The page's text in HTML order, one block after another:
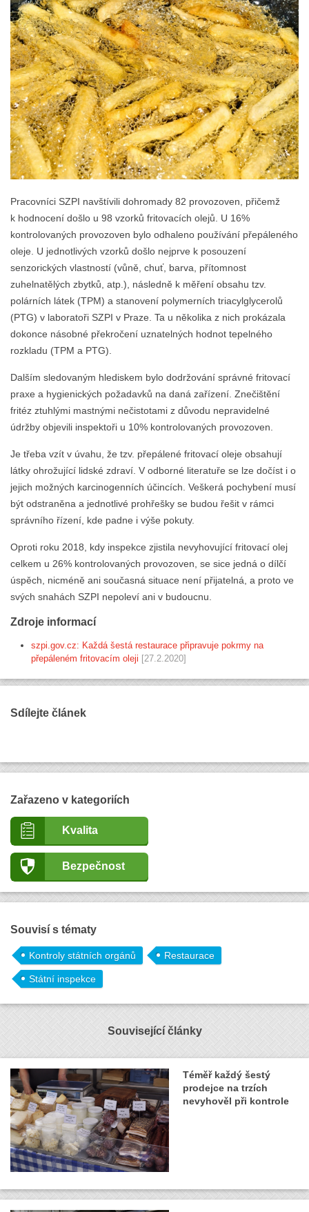
Pracovníci SZPI navštívili dohromady 82 provozoven, přičemž
k hodnocení došlo u 98 vzorků fritovacích olejů. U 16%
kontrolovaných provozoven bylo odhaleno používání přepáleného
oleje. U jednotlivých vzorků došlo nejprve k posouzení
senzorických vlastností (vůně, chuť, barva, přítomnost
zuhelnatělých zbytků, atp.), následně k měření obsahu tzv.
polárních látek (TPM) a stanovení polymerních triacylglycerolů
(PTG) v laboratoři SZPI v Praze. Ta u několika z nich prokázala
dokonce násobné překročení uznatelných hodnot tepelného
rozkladu (TPM a PTG).
Dalším sledovaným hlediskem bylo dodržování správné fritovací
praxe a hygienických požadavků na daná zařízení. Znečištění
fritéz ztuhlými mastnými nečistotami z důvodu nepravidelné
údržby objevili inspektoři u 10% kontrolovaných provozoven.
Je třeba vzít v úvahu, že tzv. přepálené fritovací oleje obsahují
látky ohrožující lidské zdraví. V odborné literatuře se lze dočíst i o
jejich možných karcinogenních účincích. Veškerá pochybení musí
být odstraněna a jednotlivé prohřešky se budou řešit v rámci
správního řízení, kde padne i výše pokuty.
Oproti roku 2018, kdy inspekce zjistila nevyhovující fritovací olej
celkem u 26% kontrolovaných provozoven, se sice jedná o dílčí
úspěch, nicméně ani současná situace není přijatelná, a proto ve
svých snahách SZPI nepoleví ani v budoucnu.
Zdroje informací
szpi.gov.cz: Každá šestá restaurace připravuje pokrmy na
přepáleném fritovacím oleji [27.2.2020]
Sdílejte článek
Zařazeno v kategoriích
Kvalita
Bezpečnost
Souvisí s tématy
Kontroly státních orgánů Restaurace
Státní inspekce
Související články
Téměř každý šestý
prodejce na trzích
nevyhověl při kontrole